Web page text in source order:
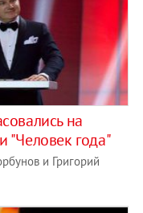
на
"Человек года"
и Григорий